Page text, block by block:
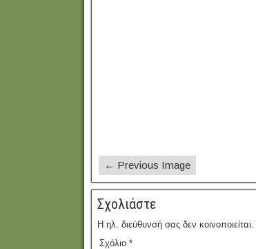
← Previous Image
Σχολιάστε
Η ηλ. διεύθυνσή σας δεν κοινοποιείται.
Σχόλιο *